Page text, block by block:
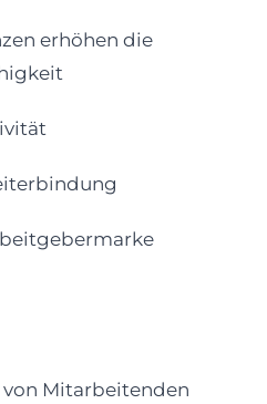
erhöhen die
Mitarbeitenden